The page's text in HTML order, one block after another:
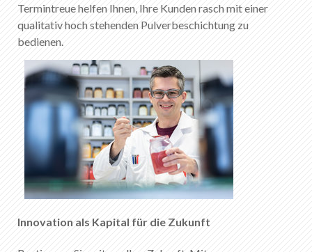
Termintreue helfen Ihnen, Ihre Kunden rasch mit einer
qualitativ hoch stehenden Pulverbeschichtung zu
bedienen.
Innovation als Kapital für die Zukunft